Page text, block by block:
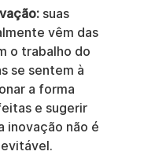
suas
vêm das
o trabalho do
se sentem à
a forma
e sugerir
inovação não é